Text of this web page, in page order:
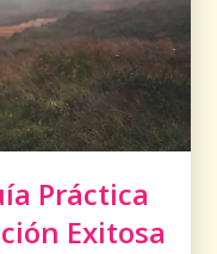
Práctica
Exitosa